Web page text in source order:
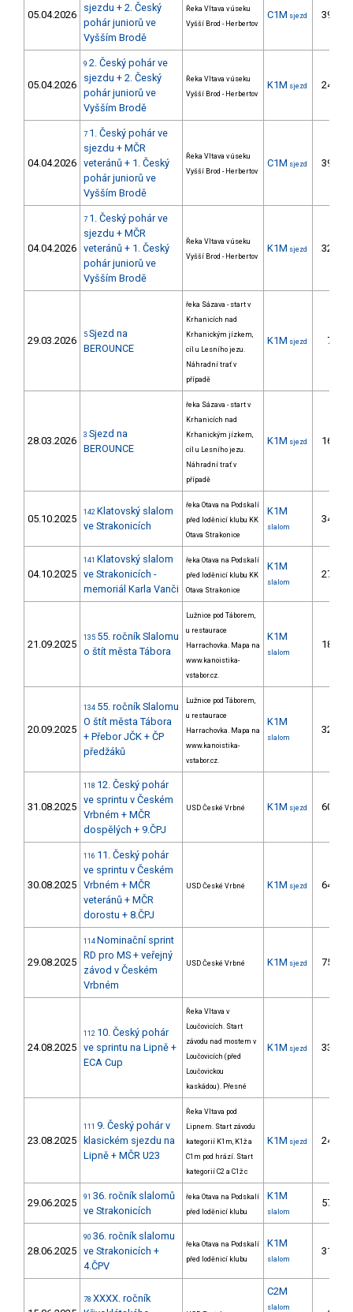
05.04.2026
sjezdu + 2. Český
pohár juniorů ve
Vyšším Brodě
Řeka Vltava v úseku
Vyšší Brod - Herbertov
C1M sjezd 39.
05.04.2026
9 2. Český pohár ve
sjezdu + 2. Český
pohár juniorů ve
Vyšším Brodě
Řeka Vltava v úseku
Vyšší Brod - Herbertov
K1M sjezd 24.
04.04.2026
7 1. Český pohár ve
sjezdu + MČR
veteránů + 1. Český
pohár juniorů ve
Vyšším Brodě
Řeka Vltava v úseku
Vyšší Brod - Herbertov
C1M sjezd 39.
04.04.2026
7 1. Český pohár ve
sjezdu + MČR
veteránů + 1. Český
pohár juniorů ve
Vyšším Brodě
Řeka Vltava v úseku
Vyšší Brod - Herbertov
K1M sjezd 32.
29.03.2026 5 Sjezd na
BEROUNCE
řeka Sázava - start v
Krhanicích nad
Krhanickým jízkem,
cíl u Lesního jezu.
Náhradní trať v
případě
K1M sjezd 7.
28.03.2026 3 Sjezd na
BEROUNCE
řeka Sázava - start v
Krhanicích nad
Krhanickým jízkem,
cíl u Lesního jezu.
Náhradní trať v
případě
K1M sjezd 16.
05.10.2025
142 Klatovský slalom
ve Strakonicích
řeka Otava na Podskalí
před loděnicí klubu KK
Otava Strakonice
K1M
slalom
34.
04.10.2025
141 Klatovský slalom
ve Strakonicích -
memoriál Karla Vanči
řeka Otava na Podskalí
před loděnicí klubu KK
Otava Strakonice
K1M
slalom
27.
21.09.2025
135 55. ročník Slalomu
o štít města Tábora
Lužnice pod Táborem,
u restaurace
Harrachovka. Mapa na
www.kanoistika-
vstabor.cz.
K1M
slalom
18.
20.09.2025
134 55. ročník Slalomu
O štít města Tábora
+ Přebor JČK + ČP
předžáků
Lužnice pod Táborem,
u restaurace
Harrachovka. Mapa na
www.kanoistika-
vstabor.cz.
K1M
slalom
32.
31.08.2025
118 12. Český pohár
ve sprintu v Českém
Vrbném + MČR
dospělých + 9.ČPJ
USD České Vrbné K1M sjezd 60.
30.08.2025
116 11. Český pohár
ve sprintu v Českém
Vrbném + MČR
veteránů + MČR
dorostu + 8.ČPJ
USD České Vrbné K1M sjezd 64.
29.08.2025
114 Nominační sprint
RD pro MS + veřejný
závod v Českém
Vrbném
USD České Vrbné K1M sjezd 75.
24.08.2025
112 10. Český pohár
ve sprintu na Lipně +
ECA Cup
Řeka Vltava v
Loučovicích. Start
závodu nad mostem v
Loučovicích (před
Loučovickou
kaskádou). Přesné
K1M sjezd 33.
23.08.2025
111 9. Český pohár v
klasickém sjezdu na
Lipně + MČR U23
Řeka Vltava pod
Lipnem. Start závodu
kategorií K1m, K1ž a
C1m pod hrází. Start
kategorií C2 a C1ž c
K1M sjezd 24.
29.06.2025 91 36. ročník slalomů
ve Strakonicích
řeka Otava na Podskalí
před loděnicí klubu
K1M
slalom
57.
28.06.2025
90 36. ročník slalomu
ve Strakonicích +
4.ČPV
řeka Otava na Podskalí
před loděnicí klubu
K1M
slalom
31.
78 XXXX. ročník
C2M
slalom